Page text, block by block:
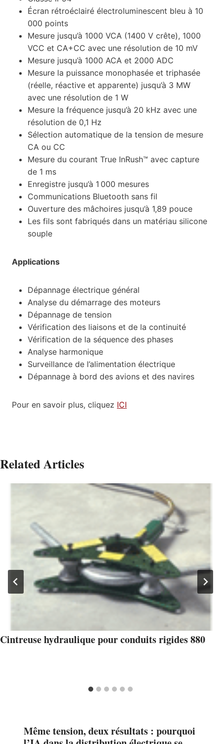
Écran rétroéclairé électroluminescent bleu à 10
000 points
Mesure jusqu’à 1000 VCA (1400 V crête), 1000
VCC et CA+CC avec une résolution de 10 mV
Mesure jusqu’à 1000 ACA et 2000 ADC
Mesure la puissance monophasée et triphasée
(réelle, réactive et apparente) jusqu’à 3 MW
avec une résolution de 1 W
Mesure la fréquence jusqu’à 20 kHz avec une
résolution de 0,1 Hz
Sélection automatique de la tension de mesure
CA ou CC
Mesure du courant True InRush™ avec capture
de 1 ms
Enregistre jusqu’à 1 000 mesures
Communications Bluetooth sans fil
Ouverture des mâchoires jusqu’à 1,89 pouce
Les fils sont fabriqués dans un matériau silicone
souple
Applications
Dépannage électrique général
Analyse du démarrage des moteurs
Dépannage de tension
Vérification des liaisons et de la continuité
Vérification de la séquence des phases
Analyse harmonique
Surveillance de l’alimentation électrique
Dépannage à bord des avions et des navires
Pour en savoir plus, cliquez ICI
Related Articles
Cintreuse hydraulique pour conduits rigides 880
Même tension, deux résultats : pourquoi